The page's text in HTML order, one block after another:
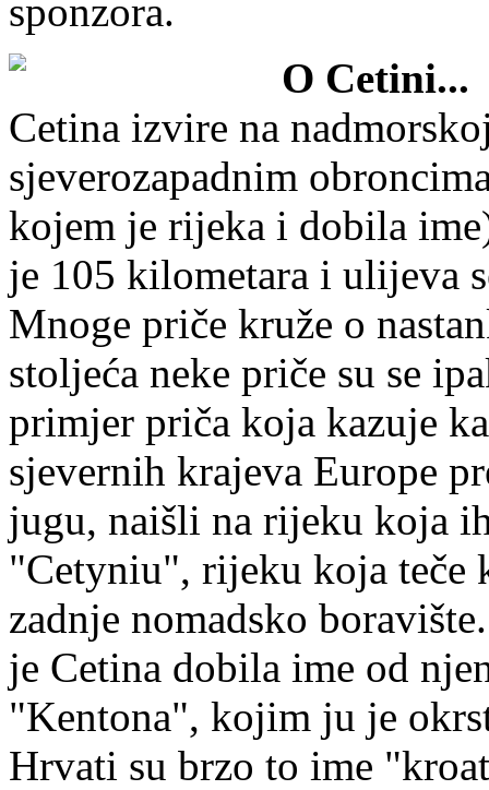
sponzora.
O Cetini...
Cetina izvire na
sjeverozapadnim
kojem je rijeka i dobila
je 105 kilometara i ulijeva
Mnoge priče kruže o
stoljeća neke priče su se
primjer priča koja kazuje
sjevernih krajeva Europe
jugu, naišli na rijeku koja
"Cetyniu", rijeku koja teče
zadnje nomadsko
je Cetina dobila ime od
"Kentona", kojim ju je
Hrvati su brzo to ime